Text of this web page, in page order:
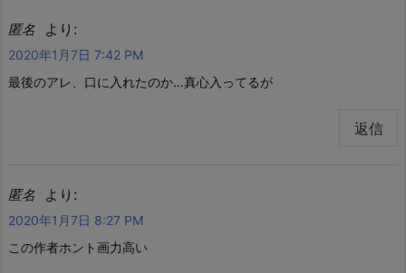
匿名 より:
2020年1月7日 7:42 PM
最後のアレ、口に入れたのか…真心入ってるが
返信
匿名 より:
2020年1月7日 8:27 PM
この作者ホント画力高い